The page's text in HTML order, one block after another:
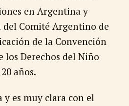
en Argentina y
Comité Argentino de
de la Convención
los Derechos del Niño
años.
es muy clara con el